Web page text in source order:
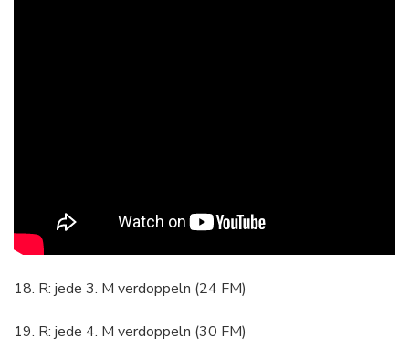
18. R: jede 3. M verdoppeln (24 FM)
19. R: jede 4. M verdoppeln (30 FM)